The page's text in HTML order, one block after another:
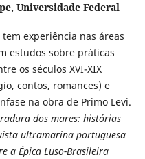
Universidade Federal
experiência nas áreas
estudos sobre práticas
os séculos XVI-XIX
contos, romances) e
na obra de Primo Levi.
dos mares: histórias
ultramarina portuguesa
a Épica Luso-Brasileira